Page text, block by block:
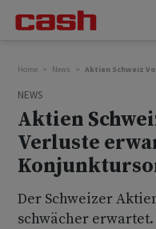
Home News Aktien Schweiz
NEWS
Aktien
Verluste
Der Schweizer
schwächer